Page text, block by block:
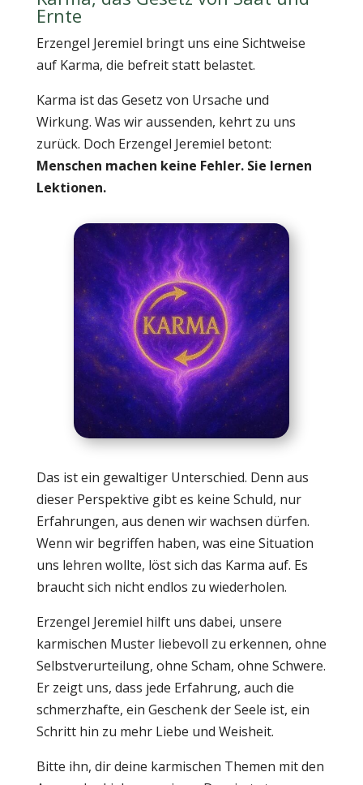
Ernte
Erzengel Jeremiel bringt uns eine Sichtweise
auf Karma, die befreit statt belastet.
Karma ist das Gesetz von Ursache und
Wirkung. Was wir aussenden, kehrt zu uns
zurück. Doch Erzengel Jeremiel betont:
Menschen machen keine Fehler. Sie lernen
Lektionen.
Das ist ein gewaltiger Unterschied. Denn aus
dieser Perspektive gibt es keine Schuld, nur
Erfahrungen, aus denen wir wachsen dürfen.
Wenn wir begriffen haben, was eine Situation
uns lehren wollte, löst sich das Karma auf. Es
braucht sich nicht endlos zu wiederholen.
Erzengel Jeremiel hilft uns dabei, unsere
karmischen Muster liebevoll zu erkennen, ohne
Selbstverurteilung, ohne Scham, ohne Schwere.
Er zeigt uns, dass jede Erfahrung, auch die
schmerzhafte, ein Geschenk der Seele ist, ein
Schritt hin zu mehr Liebe und Weisheit.
Bitte ihn, dir deine karmischen Themen mit den